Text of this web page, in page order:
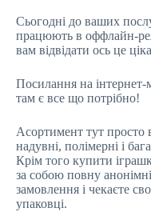
Сьогодні до ваших
працюють в оффлайн-
вам відвідати ось це
Посилання на
там є все що потрібно!
Асортимент тут просто
надувні, полімерні і
Крім того купити
за собою повну
замовлення і чекаєте
упаковці.